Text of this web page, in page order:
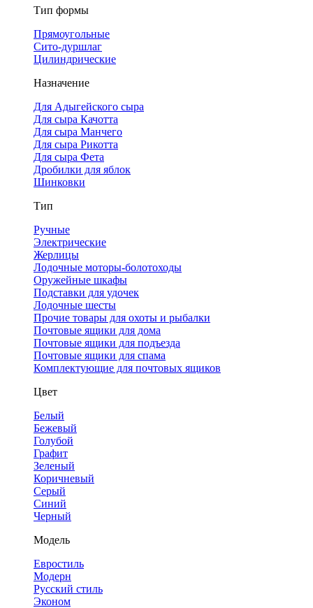
Тип формы
Прямоугольные
Сито-дуршлаг
Цилиндрические
Назначение
Для Адыгейского сыра
Для сыра Качотта
Для сыра Манчего
Для сыра Рикотта
Для сыра Фета
Дробилки для яблок
Шинковки
Тип
Ручные
Электрические
Жерлицы
Лодочные моторы-болотоходы
Оружейные шкафы
Подставки для удочек
Лодочные шесты
Прочие товары для охоты и рыбалки
Почтовые ящики для дома
Почтовые ящики для подъезда
Почтовые ящики для спама
Комплектующие для почтовых ящиков
Цвет
Белый
Бежевый
Голубой
Графит
Зеленый
Коричневый
Серый
Синий
Черный
Модель
Евростиль
Модерн
Русский стиль
Эконом